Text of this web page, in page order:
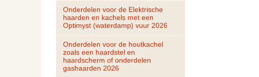
Onderdelen voor de Elektrische
haarden en kachels met een
Optimyst (waterdamp) vuur 2026
Onderdelen voor de houtkachel
zoals een haardstel en
haardscherm of onderdelen
gashaarden 2026